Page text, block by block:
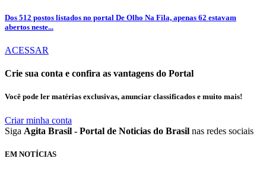
Dos 512 postos listados no portal De Olho Na Fila, apenas 62 estavam
abertos neste...
ACESSAR
Crie sua conta e confira as vantagens do Portal
Você pode ler matérias exclusivas, anunciar classificados e muito mais!
Criar minha conta
Siga Agita Brasil - Portal de Noticias do Brasil nas redes sociais
EM NOTÍCIAS